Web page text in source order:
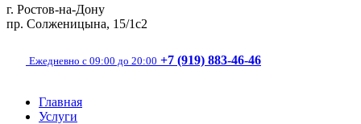
г. Ростов-на-Дону
пр. Солженицына, 15/1с2
Ежедневно с 09:00 до 20:00 +7 (919) 883-46-46
Главная
Услуги